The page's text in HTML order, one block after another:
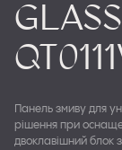
Панель змиву для
рішення при
двоклавішний блок